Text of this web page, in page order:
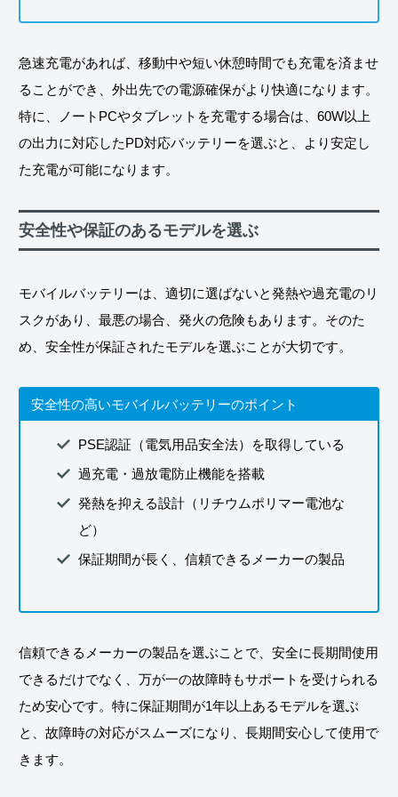
急速充電があれば、移動中や短い休憩時間でも充電を済ませ
ることができ、外出先での電源確保がより快適になります。
特に、ノートPCやタブレットを充電する場合は、60W以上
の出力に対応したPD対応バッテリーを選ぶと、より安定し
た充電が可能になります。
安全性や保証のあるモデルを選ぶ
モバイルバッテリーは、適切に選ばないと発熱や過充電のリ
スクがあり、最悪の場合、発火の危険もあります。そのた
め、安全性が保証されたモデルを選ぶことが大切です。
安全性の高いモバイルバッテリーのポイント
PSE認証（電気用品安全法）を取得している
過充電・過放電防止機能を搭載
発熱を抑える設計（リチウムポリマー電池な
ど）
保証期間が長く、信頼できるメーカーの製品
信頼できるメーカーの製品を選ぶことで、安全に長期間使用
できるだけでなく、万が一の故障時もサポートを受けられる
ため安心です。特に保証期間が1年以上あるモデルを選ぶ
と、故障時の対応がスムーズになり、長期間安心して使用で
きます。